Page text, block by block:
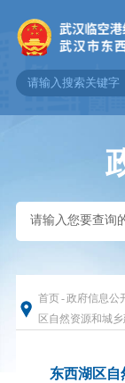
首页-政府信息公
区自然资源和城
东西湖区自